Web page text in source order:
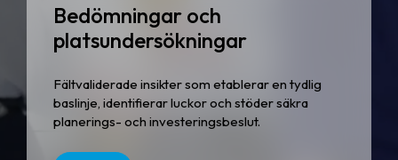
Bedömningar och
platsundersökningar
Fältvaliderade insikter som etablerar en tydlig
baslinje, identifierar luckor och stöder säkra
planerings- och investeringsbeslut.